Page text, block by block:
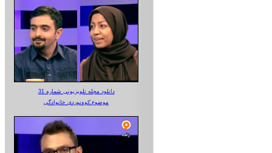
دانلود مجله تلویزیونی شماره 31
موضوع:کوه‌نوردی خانوادگی